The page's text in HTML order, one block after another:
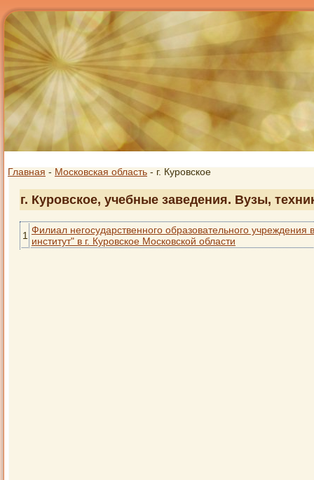
Главная - Московская область - г. Куровское
г. Куровское, учебные заведения. Вузы,
1 Филиал негосударственного образовательного
институт" в г. Куровское Московской области